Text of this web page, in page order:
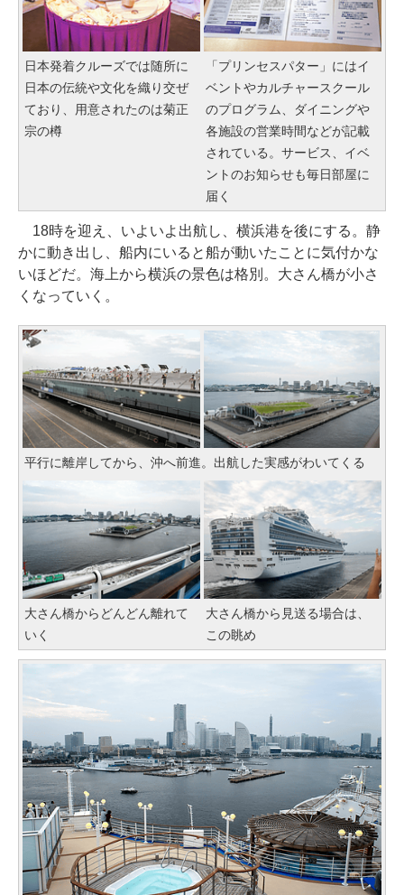
日本発着クルーズでは随所に
日本の伝統や文化を織り交ぜ
ており、用意されたのは菊正
宗の樽
「プリンセスパター」にはイ
ベントやカルチャースクール
のプログラム、ダイニングや
各施設の営業時間などが記載
されている。サービス、イベ
ントのお知らせも毎日部屋に
届く
18時を迎え、いよいよ出航し、横浜港を後にする。静
かに動き出し、船内にいると船が動いたことに気付かな
いほどだ。海上から横浜の景色は格別。大さん橋が小さ
くなっていく。
平行に離岸してから、沖へ前進。出航した実感がわいてくる
大さん橋からどんどん離れて
いく
大さん橋から見送る場合は、
この眺め